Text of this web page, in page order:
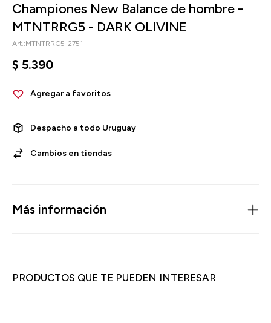
Championes New Balance de hombre -
MTNTRRG5 - DARK OLIVINE
MTNTRRG5-2751
$ 5.390
Despacho a todo Uruguay
Cambios en tiendas
Más información
PRODUCTOS QUE TE PUEDEN INTERESAR